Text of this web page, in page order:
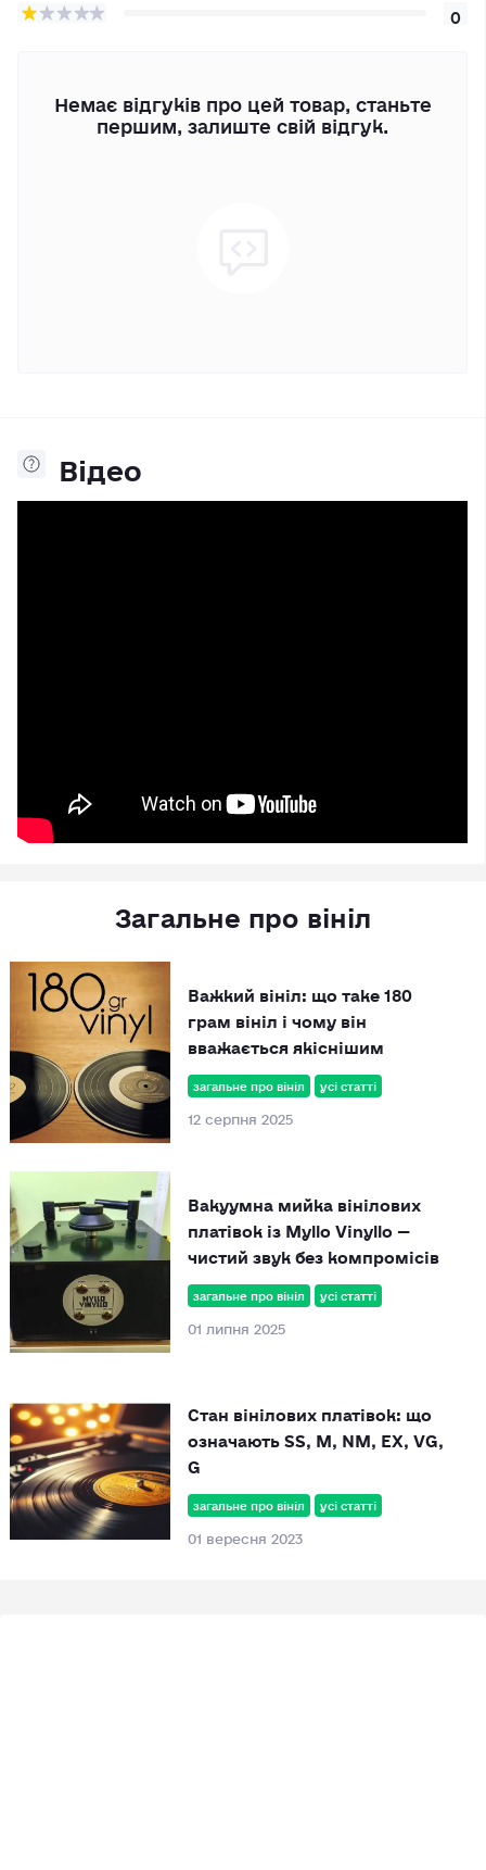
0
Немає відгуків про цей товар, станьте
першим, залиште свій відгук.
Відео
Загальне про вініл
загальне про вініл усі статті
12 серпня 2025
Важкий вініл: що таке 180
грам вініл і чому він
вважається якіснішим
загальне про вініл усі статті
01 липня 2025
Вакуумна мийка вінілових
платівок із Myllo Vinyllo —
чистий звук без компромісів
загальне про вініл усі статті
01 вересня 2023
Стан вінілових платівок: що
означають SS, M, NM, EX, VG,
G